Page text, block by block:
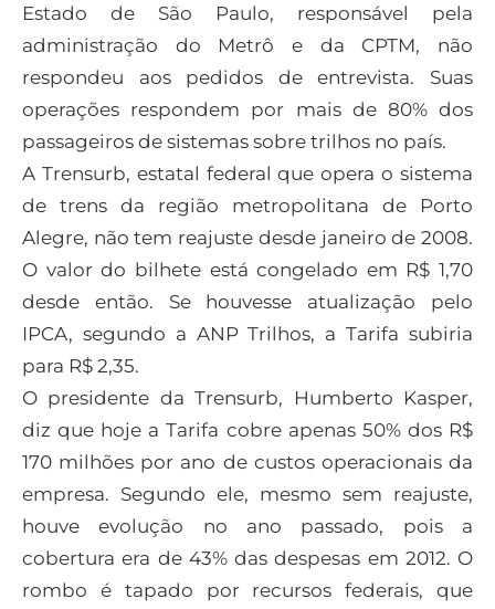
Estado de São Paulo, responsável pela
administração do Metrô e da CPTM, não
respondeu aos pedidos de entrevista. Suas
operações respondem por mais de 80% dos
passageiros de sistemas sobre trilhos no país.
A Trensurb, estatal federal que opera o sistema
de trens da região metropolitana de Porto
Alegre, não tem reajuste desde janeiro de 2008.
O valor do bilhete está congelado em R$ 1,70
desde então. Se houvesse atualização pelo
IPCA, segundo a ANP Trilhos, a Tarifa subiria
para R$ 2,35.
O presidente da Trensurb, Humberto Kasper,
diz que hoje a Tarifa cobre apenas 50% dos R$
170 milhões por ano de custos operacionais da
empresa. Segundo ele, mesmo sem reajuste,
houve evolução no ano passado, pois a
cobertura era de 43% das despesas em 2012. O
rombo é tapado por recursos federais, que